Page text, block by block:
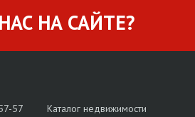
НА САЙТЕ?
57
Каталог недвижимости